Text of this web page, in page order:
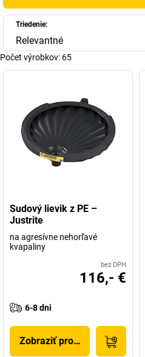
Triedenie:
Relevantné
Počet výrobkov: 65
Sudový lievik z PE –
Justrite
na agresívne nehorľavé
kvapaliny
bez DPH
116,- €
6-8 dni
Zobraziť produkt